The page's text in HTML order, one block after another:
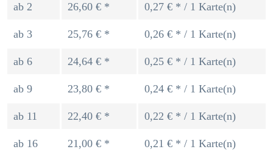
ab 2 26,60 € * 0,27 € * / 1 Karte(n)
ab 3 25,76 € * 0,26 € * / 1 Karte(n)
ab 6 24,64 € * 0,25 € * / 1 Karte(n)
ab 9 23,80 € * 0,24 € * / 1 Karte(n)
ab 11 22,40 € * 0,22 € * / 1 Karte(n)
ab 16 21,00 € * 0,21 € * / 1 Karte(n)